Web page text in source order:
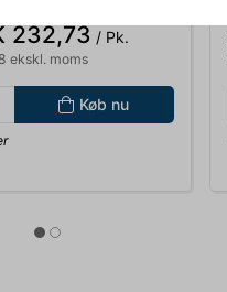
232,73 / Pk.
ekskl. moms
Køb nu